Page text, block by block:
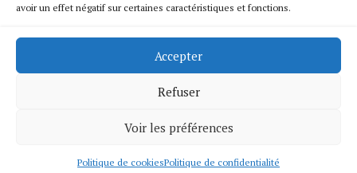
avoir un effet négatif sur certaines caractéristiques et fonctions.
Accepter
Refuser
Voir les préférences
Politique de cookiesPolitique de confidentialité
Changement de volet-roulant
Fermeture provisoire
Ouverture porte blindée
Dépannage Serrurerie